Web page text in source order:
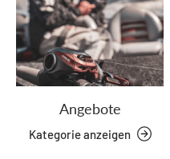
Angebote
Kategorie anzeigen